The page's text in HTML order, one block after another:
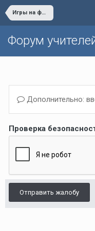
Игры на форуме
Форум
Дополнительно:
Проверка
Отправить жалобу